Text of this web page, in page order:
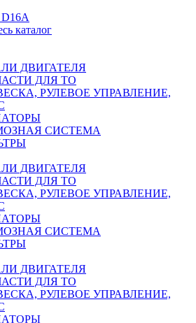
D16A
каталог
ДВИГАТЕЛЯ
ДЛЯ ТО
РУЛЕВОЕ УПРАВЛЕНИЕ,
СИСТЕМА
ДВИГАТЕЛЯ
ДЛЯ ТО
РУЛЕВОЕ УПРАВЛЕНИЕ,
СИСТЕМА
ДВИГАТЕЛЯ
ДЛЯ ТО
РУЛЕВОЕ УПРАВЛЕНИЕ,